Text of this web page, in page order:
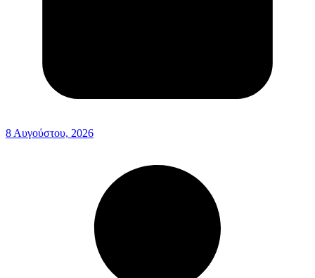
8 Αυγούστου, 2026